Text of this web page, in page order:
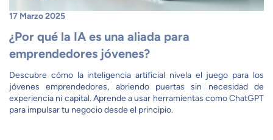
¿Por qué la IA es una aliada para
emprendedores jóvenes?
17 Marzo 2025
Descubre cómo la inteligencia artificial nivela el juego para los
jóvenes emprendedores, abriendo puertas sin necesidad de
experiencia ni capital. Aprende a usar herramientas como ChatGPT
para impulsar tu negocio desde el principio.